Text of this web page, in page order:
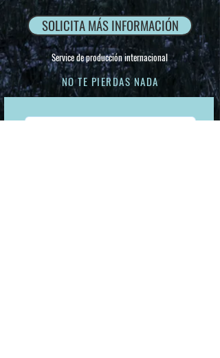
SOLICITA MÁS INFORMACIÓN
Service de producción internacional
NO TE PIERDAS NADA